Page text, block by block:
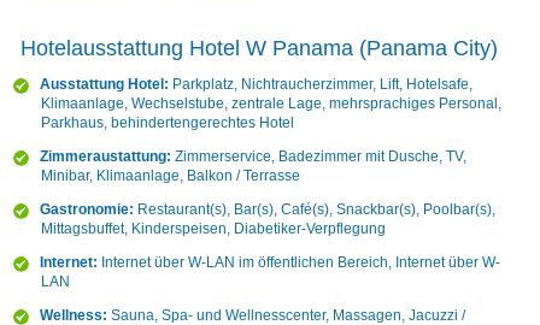
Hotelausstattung Hotel W Panama (Panama City)
Ausstattung Hotel: Parkplatz, Nichtraucherzimmer, Lift, Hotelsafe,
Klimaanlage, Wechselstube, zentrale Lage, mehrsprachiges Personal,
Parkhaus, behindertengerechtes Hotel
Zimmeraustattung: Zimmerservice, Badezimmer mit Dusche, TV,
Minibar, Klimaanlage, Balkon / Terrasse
Gastronomie: Restaurant(s), Bar(s), Café(s), Snackbar(s), Poolbar(s),
Mittagsbuffet, Kinderspeisen, Diabetiker-Verpflegung
Internet: Internet über W-LAN im öffentlichen Bereich, Internet über W-
LAN
Wellness: Sauna, Spa- und Wellnesscenter, Massagen, Jacuzzi /